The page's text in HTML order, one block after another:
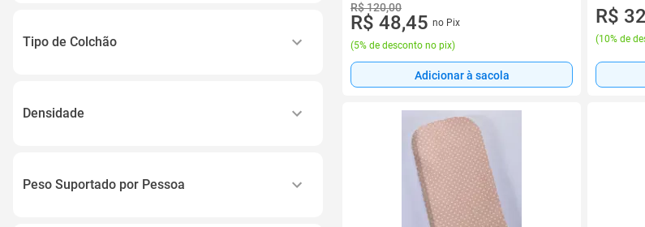
Tipo de Colchão
Densidade
Peso Suportado por Pessoa
R$ 120,00
R$ 48,45 no Pix
(5% de desconto no pix)
Adicionar à sacola
R$
(10% de